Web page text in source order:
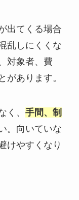
出てくる場合
乱しにくくな
対象者、費
があります。
く、 手間、制
。向いていな
けやすくなり